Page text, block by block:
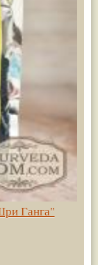
Ганга"